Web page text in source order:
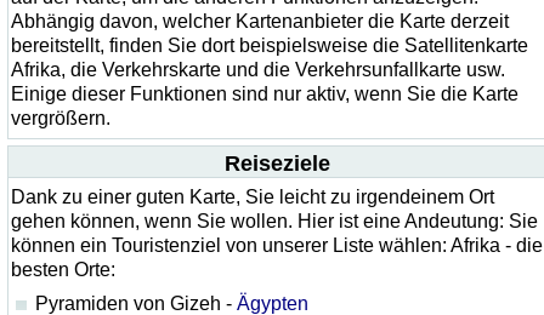
Abhängig davon, welcher Kartenanbieter die Karte derzeit
bereitstellt, finden Sie dort beispielsweise die Satellitenkarte
Afrika, die Verkehrskarte und die Verkehrsunfallkarte usw.
Einige dieser Funktionen sind nur aktiv, wenn Sie die Karte
vergrößern.
Reiseziele
Dank zu einer guten Karte, Sie leicht zu irgendeinem Ort
gehen können, wenn Sie wollen. Hier ist eine Andeutung: Sie
können ein Touristenziel von unserer Liste wählen: Afrika - die
besten Orte:
Pyramiden von Gizeh - Ägypten